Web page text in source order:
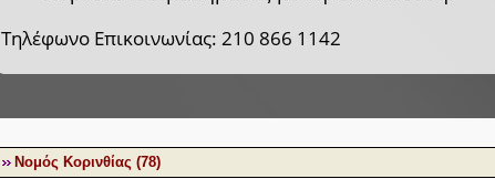
Τηλέφωνο Επικοινωνίας: 210 866 1142
Νομός Κορινθίας (78)